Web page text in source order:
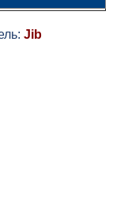
Jib